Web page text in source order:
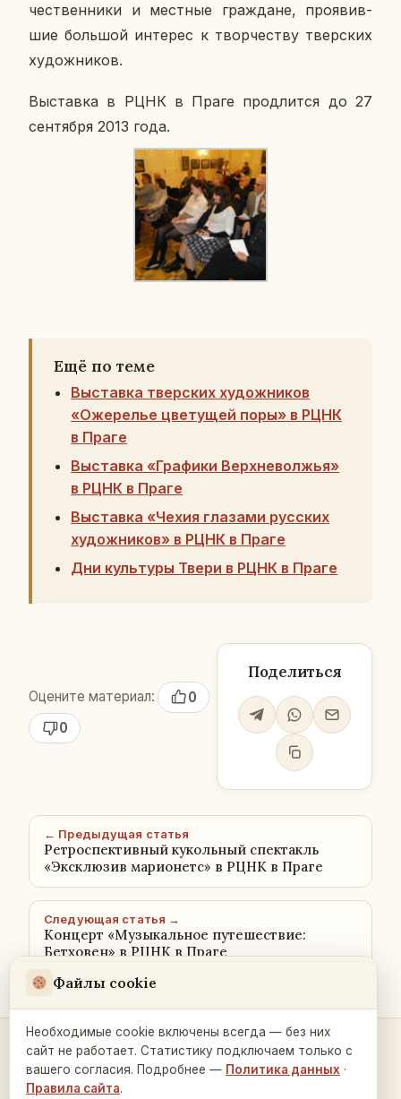
че­ствен­ни­ки и мест­ные граж­дане, про­явив­
шие боль­шой ин­те­рес к твор­че­ству твер­ских
ху­дож­ни­ков.
Вы­став­ка в РЦНК в Праге про­длит­ся до 27
сен­тяб­ря 2013 года.
Ещё по теме
Выставка тверских художников
«Ожерелье цветущей поры» в РЦНК
в Праге
Выставка «Графики Верхневолжья»
в РЦНК в Праге
Выставка «Чехия глазами русских
художников» в РЦНК в Праге
Дни культуры Твери в РЦНК в Праге
Оцените материал:
0
0
Поделиться
← Предыдущая статья
Ретроспективный кукольный спектакль
«Эксклюзив марионетс» в РЦНК в Праге
Следующая статья →
Концерт «Музыкальное путешествие:
Бетховен» в РЦНК в Праге
Контакты и связь →
Файлы cookie
Необходимые cookie включены всегда — без них
сайт не работает. Статистику подключаем только с
вашего согласия. Подробнее — Политика данных ·
Правила сайта.